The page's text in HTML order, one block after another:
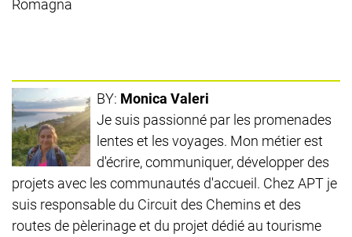
Romagna
BY: Monica Valeri
Je suis passionné par les promenades
lentes et les voyages. Mon métier est
d'écrire, communiquer, développer des
projets avec les communautés d'accueil. Chez APT je
suis responsable du Circuit des Chemins et des
routes de pèlerinage et du projet dédié au tourisme